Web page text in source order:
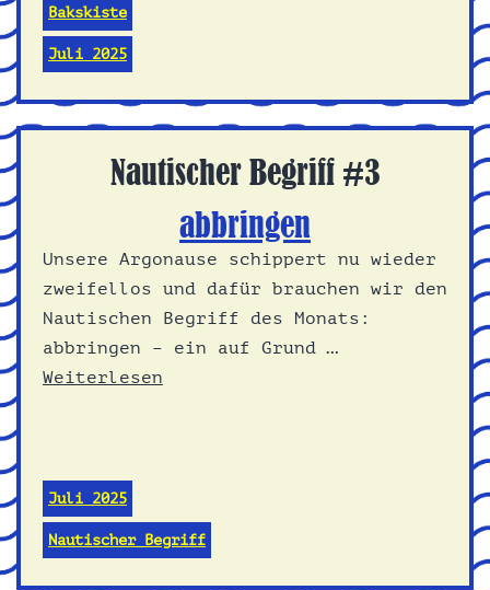
Bakskiste
Juli 2025
Nautischer Begriff #3
abbringen
Unsere Argonause schippert nu wieder
zweifellos und dafür brauchen wir den
Nautischen Begriff des Monats:
abbringen – ein auf Grund …
Weiterlesen
Juli 2025
Nautischer Begriff